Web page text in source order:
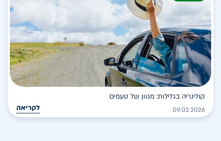
קולינריה בגלילות: מגוון של טעמים
09.02.2026 לקריאה